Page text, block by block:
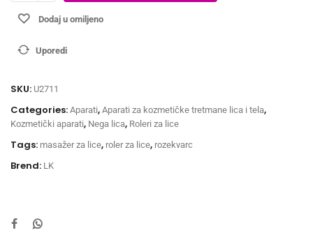
Dodaj u omiljeno
Uporedi
SKU: U2711
Categories: Aparati, Aparati za kozmetičke tretmane lica i tela,
Kozmetički aparati, Nega lica, Roleri za lice
Tags: masažer za lice, roler za lice, rozekvarc
Brend: LK